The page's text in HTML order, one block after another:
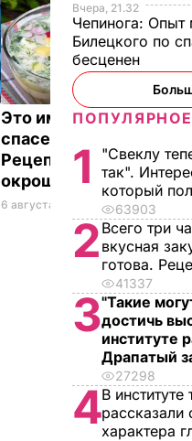
Это именно то, что
спасет в жару.
Рецепт вкуснейшей
окрошки
6 августа, 18.21 БУЛЬВАР
6
Вчера, 21.32
Чепинога: Опыт
Билецкого по
бесценен
1
"Свеклу
так".
который
63903
2 Всего три
вкусная
готова.
41337
3"Такие
достичь
институте
Драпатый
27298
4В
рассказали
характера